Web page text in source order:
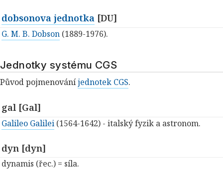
dobsonova jednotka [DU]
G. M. B. Dobson (1889-1976).
Jednotky systému CGS
Původ pojmenováníjednotek CGS.
gal [Gal]
Galileo Galilei (1564-1642) - italský fyzik a astronom.
dyn [dyn]
dynamis (řec.) = síla.